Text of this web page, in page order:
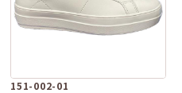
151-002-01